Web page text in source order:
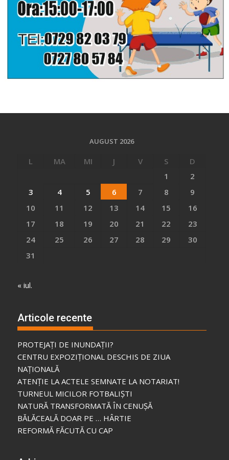
AUGUST 2026
L MA MI J V S
D
1
2
3
4 5 6 7 8
9
10
11 12 13 14 15
16
17
18 19 20 21 22
23
24
25 26 27 28 29
30
31
« iul.
Articole recente
PROTEJAȚI DE INUNDAȚII?
CENTRU EXPOZIȚIONAL DESCHIS DE ZIUA
NAȚIONALĂ
ATENȚIE LA ACTELE SEMNATE LA NOTARIAT!
TURNEUL MICILOR FOTBALIȘTI
NATURĂ TRANSFORMATĂ ÎN CENUȘĂ
BĂLĂCEALĂ DOAR PE … HÂRTIE
REFORMĂ FĂCUTĂ CU CAP